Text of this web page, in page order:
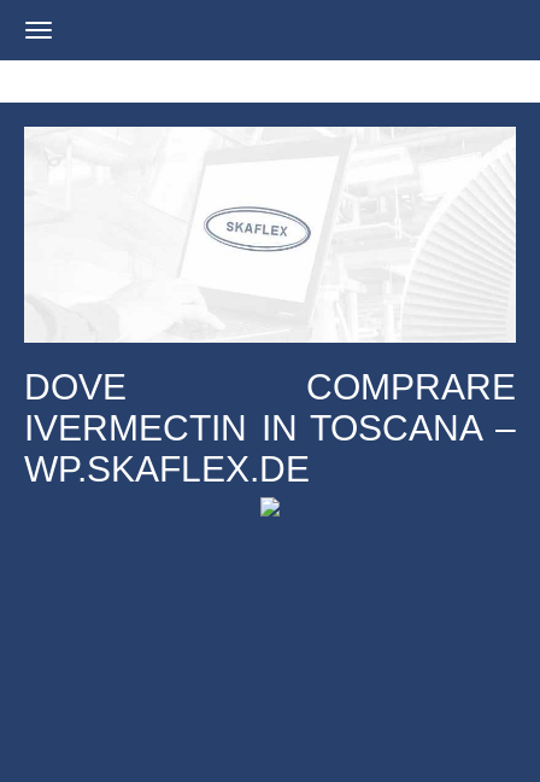
Navigation
DOVE COMPRARE
IVERMECTIN IN TOSCANA –
WP.SKAFLEX.DE